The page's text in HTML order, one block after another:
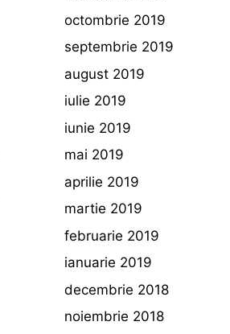
octombrie 2019
septembrie 2019
august 2019
iulie 2019
iunie 2019
mai 2019
aprilie 2019
martie 2019
februarie 2019
ianuarie 2019
decembrie 2018
noiembrie 2018